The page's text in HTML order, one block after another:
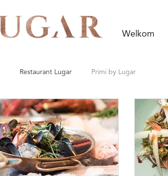
Welkom
Restaurant Lugar Primi by Lugar